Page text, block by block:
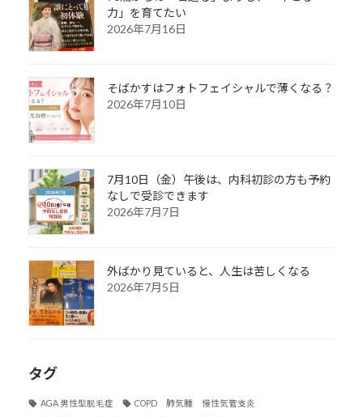
力」を育てたい
2026年7月16日
そばかすはフォトフェイシャルで薄くなる？
2026年7月10日
7月10日（金）午後は、内科初診の方も予約
なしで受診できます
2026年7月7日
外ばかり見ていると、人生は苦しくなる
2026年7月5日
タグ
AGA 男性型脱毛症 COPD 肺気腫 慢性気管支炎